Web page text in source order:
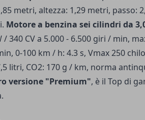
metri, altezza: 1,29 metri, passo:
Motore a benzina sei cilindri da
340 CV a 5.000 - 6.500 giri / min,
0-100 km / h: 4.3 s, Vmax 250
litri, CO2: 170 g / km, norma
versione "Premium", è il Top di